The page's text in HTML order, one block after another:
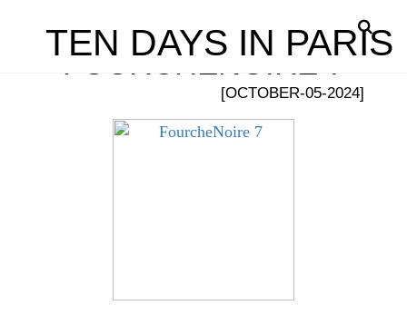
TEN DAYS IN PARIS
FOURCHENOIRE 7
[OCTOBER-05-2024]